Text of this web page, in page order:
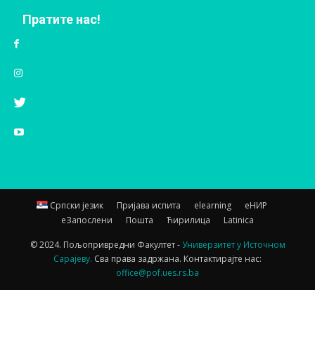
Пратите нас!
Српски језик Пријава испита elearning
еНИР
еЗапослени
Пошта Ћирилица Latinica
© 2024. Пољопривредни Факултет -Универзитет у Источном
Сарајеву. Сва права задржана. Контактирајте нас:
office@pof.ues.rs.ba